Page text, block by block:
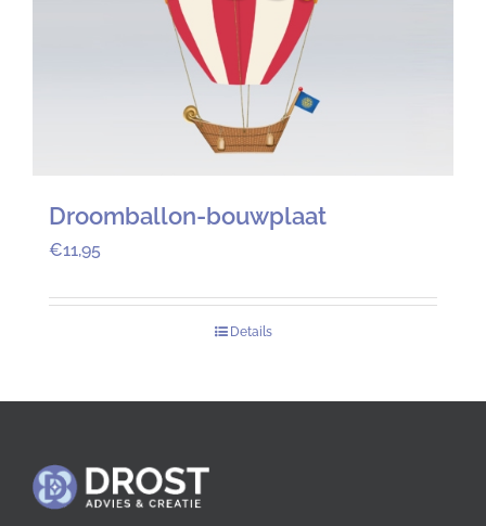
Droomballon-bouwplaat
€11,95
Details